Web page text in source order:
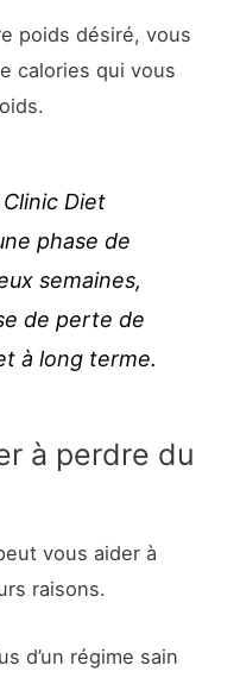
poids désiré, vous
calories qui vous
Diet
phase de
semaines,
de perte de
à long terme.
à perdre du
vous aider à
raisons.
d’un régime sain